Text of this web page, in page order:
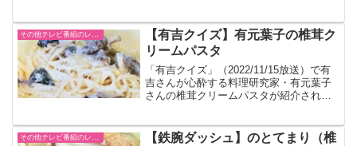
【有吉クイズ】有元葉子の椎茸ク
リームパスタ
「有吉クイズ」（2022/11/15放送）で有
吉さんが心酔する料理研究家・有元葉子
さんの椎茸クリームパスタが紹介された
その他テレビ番組のレシピ
【鉄腕ダッシュ】のとてまり（椎